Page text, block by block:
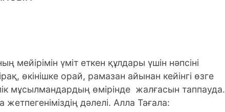
мейірімін үміт еткен құлдары үшін нәпсіні
өкінішке орай, рамазан айынан кейінгі өзге
мұсылмандардың өмірінде жалғасын таппауда.
дәлелі. Алла Тағала: